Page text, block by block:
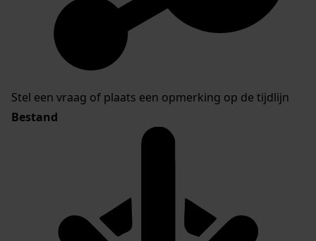
Stel een vraag of plaats een opmerking op de tijdlijn
Bestand